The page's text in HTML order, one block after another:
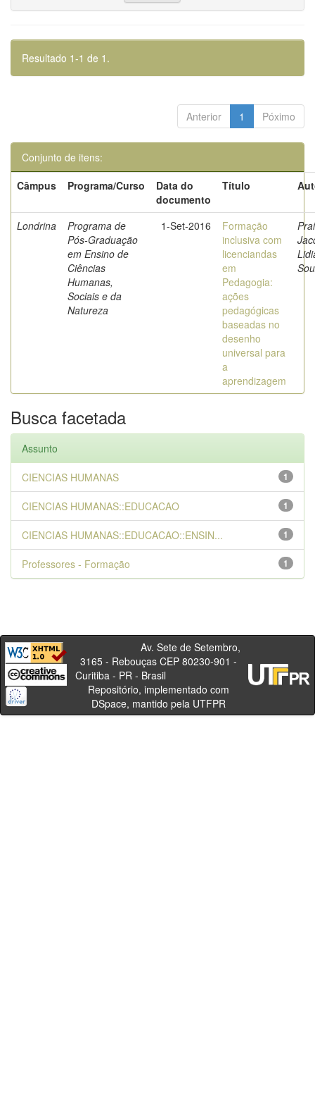
Resultado 1-1 de 1.
Anterior 1 Póximo
Conjunto de itens:
Câmpus
Programa/Curso
Data do
documento
Título
Londrina
Programa de
Pós-Graduação
em Ensino de
Ciências
Humanas,
Sociais e da
Natureza
1-Set-2016
Formação
inclusiva com
licenciandas
em
Pedagogia:
ações
pedagógicas
baseadas no
desenho
universal para
a
aprendizagem
Busca facetada
Assunto
1
CIENCIAS HUMANAS
1
CIENCIAS HUMANAS::EDUCACAO
1
CIENCIAS HUMANAS::EDUCACAO::ENSIN...
1
Professores - Formação
Av. Sete de Setembro,
3165 - Rebouças CEP 80230-901 -
Curitiba - PR - Brasil
Repositório, implementado com
DSpace, mantido pela UTFPR